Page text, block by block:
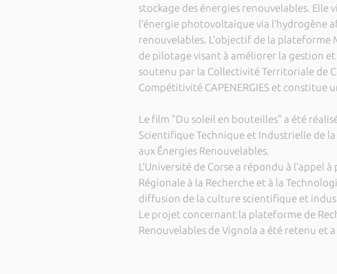
stockage des énergies renouvelables. Elle
l’énergie photovoltaïque via l’hydrogène
renouvelables. L’objectif de la plateforme
de pilotage visant à améliorer la gestion
soutenu par la Collectivité Territoriale de
Compétitivité CAPENERGIES et
Le film "Du soleil en bouteilles" a été
Scientifique Technique et Industrielle de
aux Énergies Renouvelables.
L’Université de Corse a répondu à
Régionale à la Recherche et à la
diffusion de la culture scientifique et
Le projet concernant la plateforme de
Renouvelables de Vignola a été retenu et